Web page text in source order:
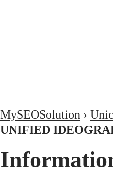
MySEOSolution ›
UNIFIED